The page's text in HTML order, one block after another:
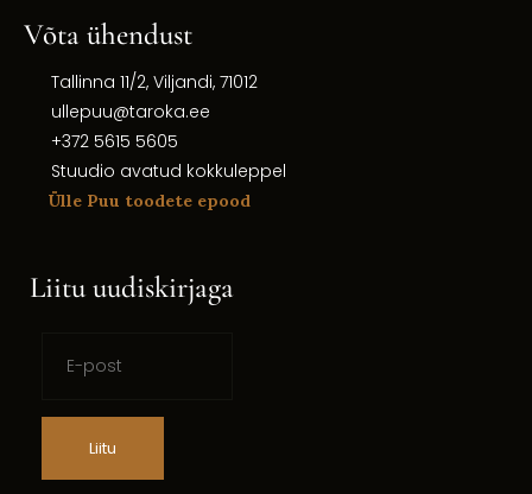
Võta ühendust
Tallinna 11/2, Viljandi, 71012
ullepuu@taroka.ee
+372 5615 5605
Stuudio avatud kokkuleppel
Ülle Puu toodete epood
Liitu uudiskirjaga
Liitu